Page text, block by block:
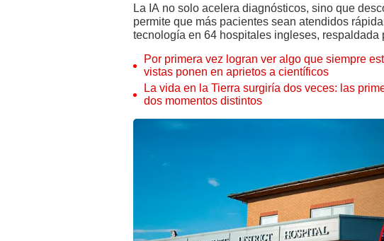
La IA no solo acelera diagnósticos, sino que
permite que más pacientes sean atendidos
tecnología en 64 hospitales ingleses, respaldada
Por primera vez logran ver algo que siempre
vistas ponen en aprietos a científicos
La vida en la Tierra surgiría dos veces: las
dos momentos distintos